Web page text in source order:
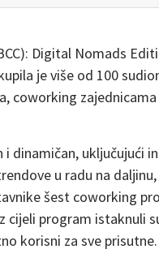
Digital Nomads
je više od 100
coworking
dinamičan, uključujući
u radu na
šest coworking
program istaknuli
korisni za sve prisutne.